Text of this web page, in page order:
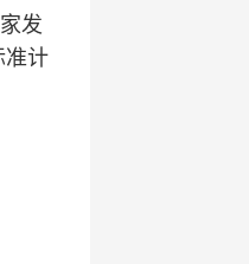
发
准计